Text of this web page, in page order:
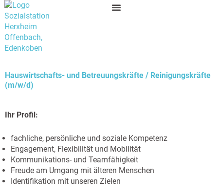
Zum
Inhalt
springen
Hauswirtschafts- und Betreuungskräfte / Reinigungskräfte
(m/w/d)
Ihr Profil:
fachliche, persönliche und soziale Kompetenz
Engagement, Flexibilität und Mobilität
Kommunikations- und Teamfähigkeit
Freude am Umgang mit älteren Menschen
Identifikation mit unseren Zielen